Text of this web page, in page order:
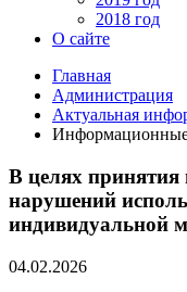
2018 год
О сайте
Главная
Администрация
Актуальная
В целях
нарушений
индивидуальной
04.02.2026